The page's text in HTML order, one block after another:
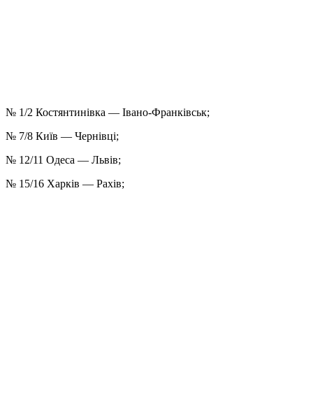
№ 1/2 Костянтинівка — Івано-Франківськ;
№ 7/8 Київ — Чернівці;
№ 12/11 Одеса — Львів;
№ 15/16 Харків — Рахів;